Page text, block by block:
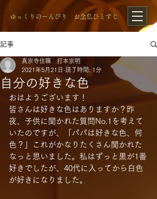
​ゆっくりのーんびり お念仏ひとすじ
記事
自分の好きな色
真宗寺住職 打本宗明
2021年5月21日 読了時間: 1分
おはようございます！
皆さんは好きな色はありますか？昨
夜、子供に聞かれた質問No.1を考えて
いたのですが、「パパは好きな色、何
色？」これがかなりたくさん聞かれた
なっと思いました。私はずっと黒が1番
好きでしたが、40代に入ってから白色
が好きになりました。